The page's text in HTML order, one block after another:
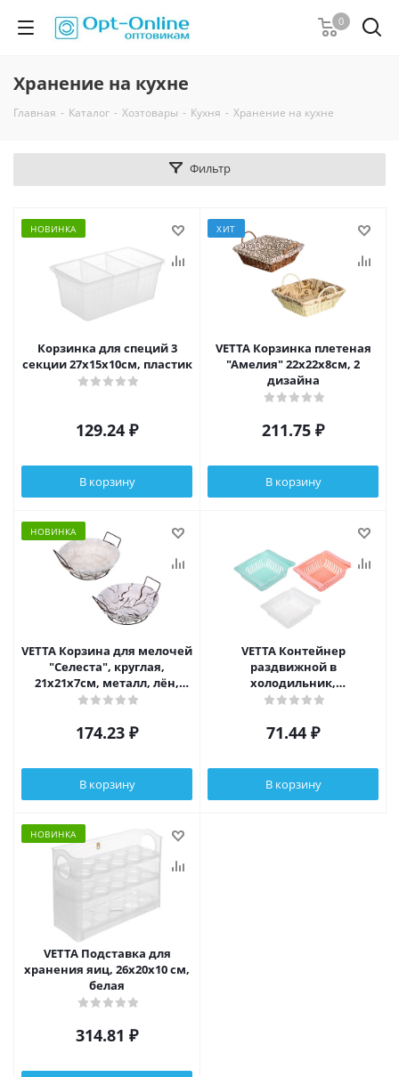
0
Хранение на кухне
Главная - Каталог - Хозтовары - Кухня - Хранение на кухне
Фильтр
НОВИНКА
Корзинка для специй 3
секции 27x15x10см, пластик
129.24 ₽
В корзину
ХИТ
VETTA Корзинка плетеная
"Амелия" 22х22х8см, 2
дизайна
211.75 ₽
В корзину
НОВИНКА
VETTA Корзина для мелочей
"Селеста", круглая,
21х21х7см, металл, лён,
полиэстер, 2 дизайна
174.23 ₽
В корзину
VETTA Контейнер
раздвижной в
холодильник,
полипропилен, 20,5-
71.44 ₽
В корзину
НОВИНКА
VETTA Подставка для
хранения яиц, 26x20x10 см,
белая
314.81 ₽